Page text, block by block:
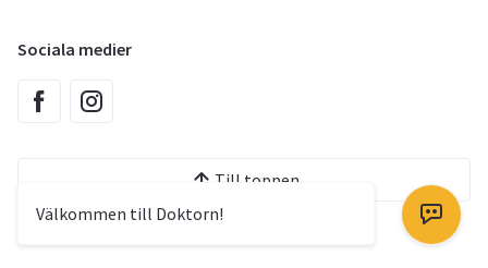
Välkommen till Doktorn!
Sociala medier
Till toppen